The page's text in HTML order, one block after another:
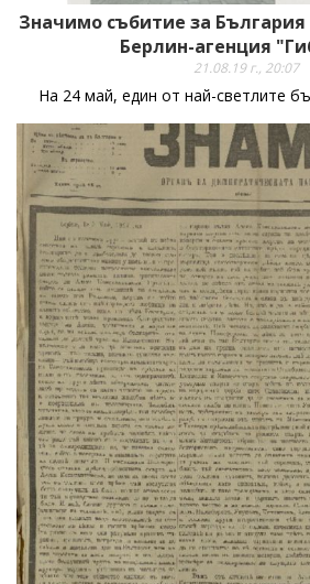
Значимо събитие за
Берлин-агенция
21.08.19 г., 20:07
На 24 май, един от най-светлите